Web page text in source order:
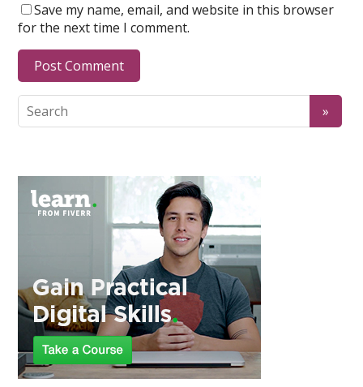
Save my name, email, and website in this browser
for the next time I comment.